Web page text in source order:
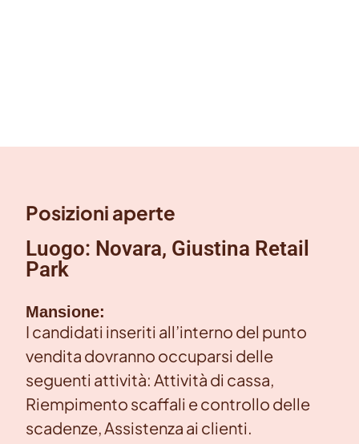
Posizioni aperte
Luogo: Novara, Giustina Retail
Park
Mansione:
I candidati inseriti all’interno del punto
vendita dovranno occuparsi delle
seguenti attività: Attività di cassa,
Riempimento scaffali e controllo delle
scadenze, Assistenza ai clienti.